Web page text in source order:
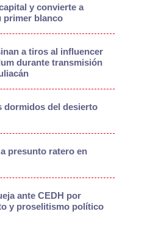
y convierte a
primer blanco
a tiros al influencer
durante transmisión
dormidos del desierto
presunto ratero en
ante CEDH por
y proselitismo político